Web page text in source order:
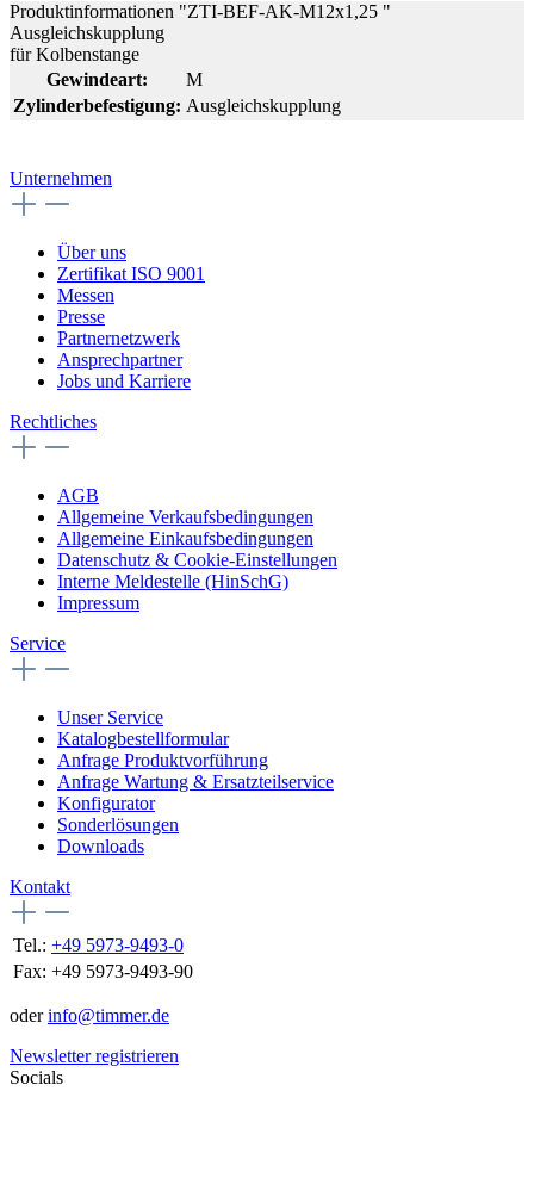
Produktinformationen "ZTI-BEF-AK-M12x1,25 "
Ausgleichskupplung
für Kolbenstange
Gewindeart:
M
Zylinderbefestigung: Ausgleichskupplung
Unternehmen
Über uns
Zertifikat ISO 9001
Messen
Presse
Partnernetzwerk
Ansprechpartner
Jobs und Karriere
Rechtliches
AGB
Allgemeine Verkaufsbedingungen
Allgemeine Einkaufsbedingungen
Datenschutz & Cookie-Einstellungen
Interne Meldestelle (HinSchG)
Impressum
Service
Unser Service
Katalogbestellformular
Anfrage Produktvorführung
Anfrage Wartung & Ersatzteilservice
Konfigurator
Sonderlösungen
Downloads
Kontakt
Tel.: +49 5973-9493-0
Fax: +49 5973-9493-90
oderinfo@timmer.de
Newsletter registrieren
Socials